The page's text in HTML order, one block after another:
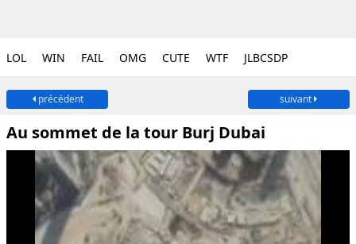
LOL WIN FAIL OMG CUTE WTF JLBCSDP
précédent suivant
Au sommet de la tour Burj Dubai